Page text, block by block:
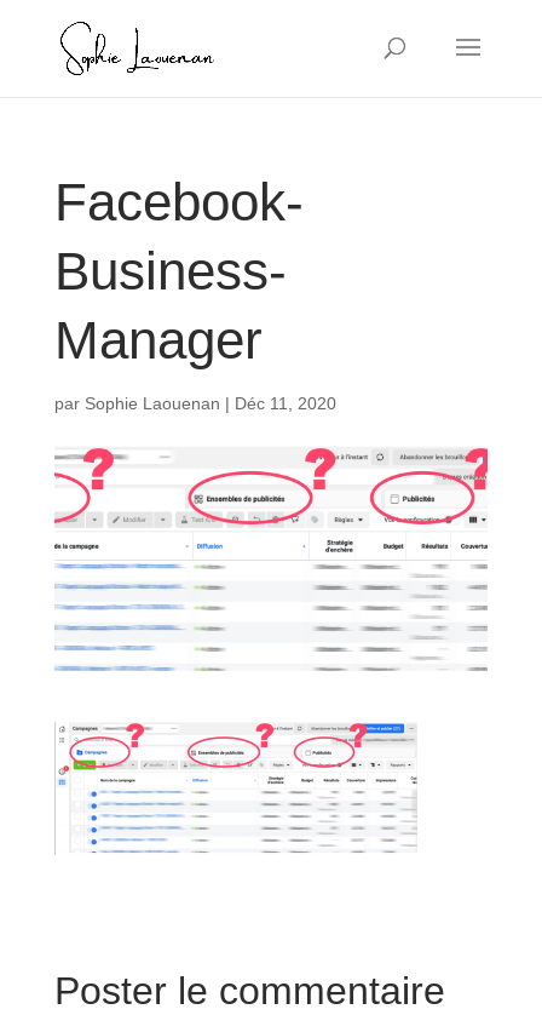
Facebook-
Business-
Manager
par Sophie Laouenan | Déc 11, 2020
Poster le commentaire